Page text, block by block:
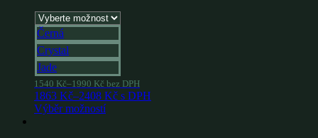
Černá
Crystal
Jade
1540 Kč–1990 Kč bez DPH
1863 Kč–2408 Kč s DPH
Výběr možností